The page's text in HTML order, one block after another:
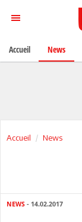
Accueil News
NEWS - 14.02.2017
Accueil News